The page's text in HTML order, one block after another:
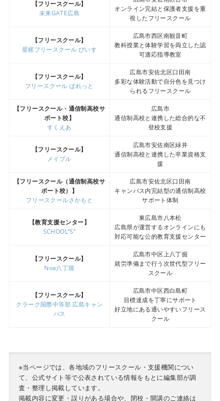
【フリースクール】
未来GATE広島
オンライン完結と保護者支援を重
視したフリースクール
【フリースクール】
星槎フリースクール ぴいす
広島市西区南観音町
教科授業と体験学習を両立した認
可適応指導教室
【フリースクール】
フリースクール ぱれっと
広島市安佐北区口田南
多彩な体験活動で自分色を見つけ
られるフリースクール
【フリースクール・通信制高校サ
ポート校】
すくえあ
広島市
通信制高校と連携した総合的な不
登校支援
【フリースクール】
メイプル
広島市安佐南区緑井
通信制高校と連携した卒業資格支
援
【フリースクール（通信制高校サ
ポート校）】
フリースクールさかもと
広島市安佐北区口田南
キャンパス内完結型の通信制高校
サポート体制
【教育支援センター】
SCHOOL”S”
東広島市八本松
広島県が運営するオンラインにも
対応可能な公的教育支援センター
【フリースクール】
Noa八丁堀
広島市中区上八丁掘
就労準備まで行う次世代型フリー
スクール
【フリースクール】
クラーク国際中等部 広島キャン
パス
広島市中区西白島町
目標達成を丁寧にサポート
好立地にある通いやすいフリース
クール
※当ページでは、各地域のフリースクール・支援機関につい
て、公式サイト等で公表されている情報をもとに編集部が調
査・整理し掲載しています。
掲載内容に変更・誤りがある場合や、閉校・開講のご連絡は